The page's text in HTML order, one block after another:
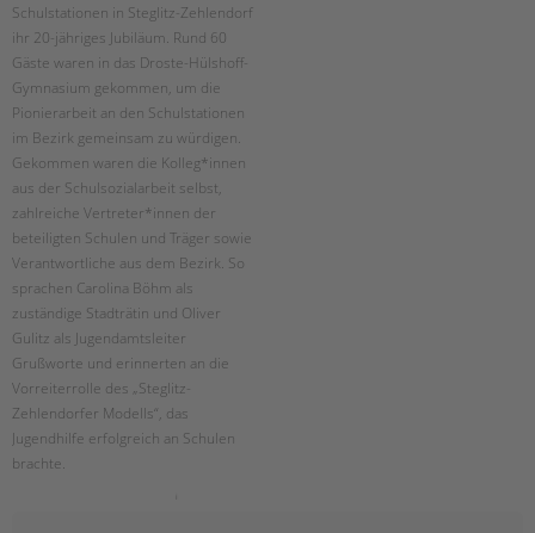
TANDEM BTL AKADEMIE
Zertfikatskurse
Seminarkalender
Seminarräume
STADTTEILARBEIT
PROFIL | LEITBILD
Bereiche im Überblick
Kinder- und Jugendschutz
Unsere Videos
Gesellschafter VdK
schoolcoach BTL
tandem international
KARRIERE
Schulstationen in Steglitz-Zehlendorf
ihr 20-jähriges Jubiläum. Rund 60
Gäste waren in das Droste-Hülshoff-
Gymnasium gekommen, um die
Pionierarbeit an den Schulstationen
im Bezirk gemeinsam zu würdigen.
Gekommen waren die Kolleg*innen
aus der Schulsozialarbeit selbst,
zahlreiche Vertreter*innen der
beteiligten Schulen und Träger sowie
Verantwortliche aus dem Bezirk. So
sprachen Carolina Böhm als
zuständige Stadträtin und Oliver
Gulitz als Jugendamtsleiter
Grußworte und erinnerten an die
Vorreiterrolle des „Steglitz-
Zehlendorfer Modells“, das
Jugendhilfe erfolgreich an Schulen
brachte.